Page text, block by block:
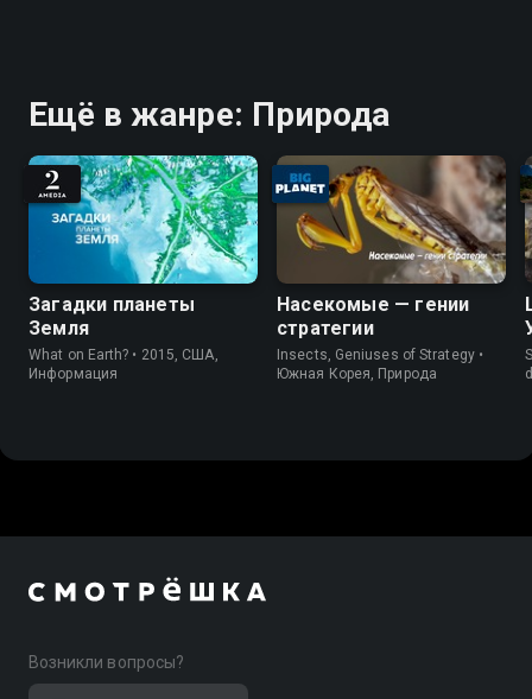
Ещё в жанре: Природа
Загадки планеты
Земля
What on Earth? • 2015, США,
Информация
Насекомые — гении
стратегии
Insects, Geniuses of Strategy •
Южная Корея, Природа
Возникли вопросы?